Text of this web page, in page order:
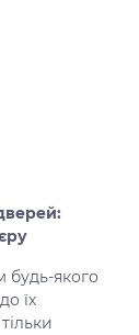
будь-якого
їх